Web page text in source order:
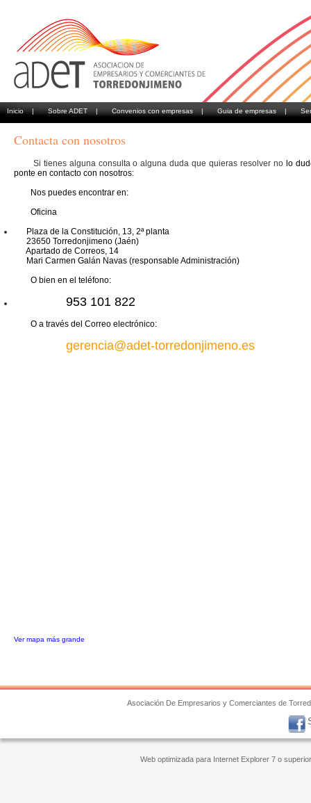
Inicio | Sobre ADET | Convenios con empresas | Guia de empresas |
Contacta con nosotros
Si tienes alguna consulta o alguna duda que quieras resolver no lo
ponte en contacto con nosotros:
Nos puedes encontrar en:
Oficina
Plaza de la Constitución, 13, 2ª planta
23650 Torredonjimeno (Jaén)
Apartado de Correos, 14
Mari Carmen Galán Navas (responsable Administración)
O bien en el teléfono:
953 101 822
O a través del Correo electrónico:
gerencia@adet-torredonjimeno.es
Ver mapa más grande
Asociación De Empresarios y Comerciantes de
Web optimizada para Internet Explorer 7 o